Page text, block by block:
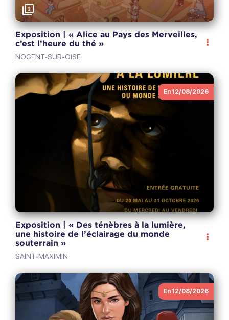
3
Exposition | « Alice au Pays des Merveilles,
c’est l’heure du thé »
NOGENT-SUR-OISE
En 12/08/2026
Exposition | « Des ténèbres à la lumière,
une histoire de l’éclairage du monde
souterrain »
SAINT-MAXIMIN
En 12/08/2026